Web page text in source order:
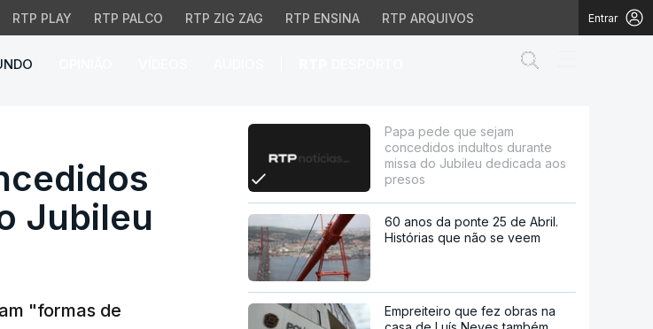
RTP PLAY RTP PALCO RTP ZIG ZAG RTP ENSINA RTP ARQUIVOS Entrar
indultos durante missa do
Jubileu
"formas de
Papa pede que sejam
concedidos indultos durante
missa do Jubileu dedicada aos
presos
60 anos da ponte 25 de Abril.
Histórias que não se veem
Empreiteiro que fez obras na